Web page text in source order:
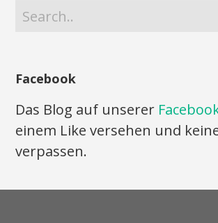
Facebook
Das Blog auf unserer
einem Like versehen und
verpassen.